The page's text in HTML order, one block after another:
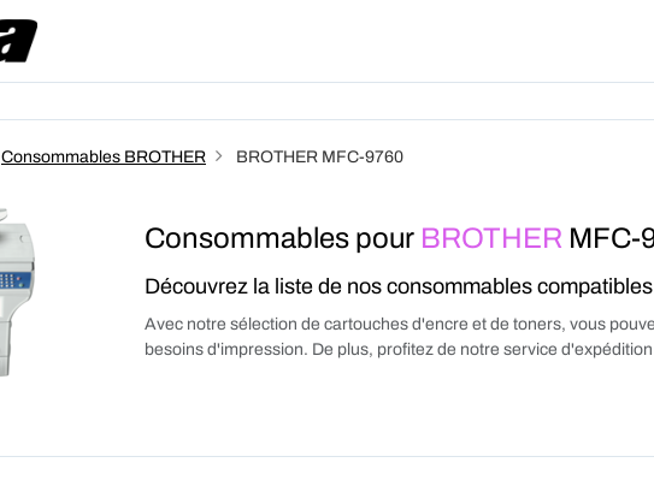
Consommables BROTHER BROTHER MFC-9760
Consommables pour BROTHER MFC-
Découvrez la liste de nos consommables
Avec notre sélection de cartouches d'encre et de toners, vous
besoins d'impression. De plus, profitez de notre service